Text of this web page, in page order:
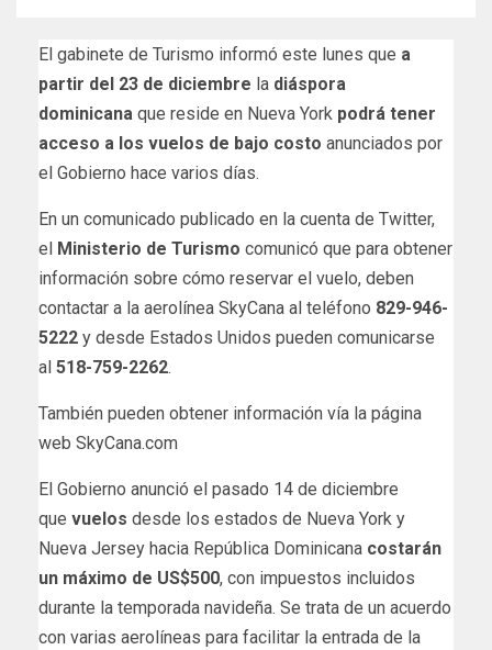
El gabinete de Turismo informó este lunes que a
partir del 23 de diciembre la diáspora
dominicana que reside en Nueva York podrá tener
acceso a los vuelos de bajo costo anunciados por
el Gobierno hace varios días.
En un comunicado publicado en la cuenta de Twitter,
el
Ministerio de Turismo comunicó que para obtener
información sobre cómo reservar el vuelo, deben
contactar a la aerolínea SkyCana al teléfono 829-946-
5222 y desde Estados Unidos pueden comunicarse
al 518-759-2262.
También pueden obtener información vía la página
web SkyCana.com
El Gobierno anunció el pasado 14 de diciembre
que vuelos desde los estados de Nueva York y
Nueva Jersey hacia República Dominicana costarán
un máximo de US$500, con impuestos incluidos
durante la temporada navideña. Se trata de un acuerdo
con varias aerolíneas para facilitar la entrada de la